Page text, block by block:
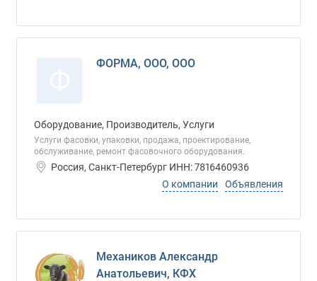
ФОРМА, ООО, ООО
Оборудование, Производитель, Услуги
Услуги фасовки, упаковки, продажа, проектирование,
обслуживание, ремонт фасовочного оборудования.
Россия, Санкт-Петербург ИНН: 7816460936
О компании
Объявления
Механиков Александр
Анатольевич, КФХ